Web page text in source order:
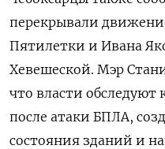
перекрывали
Пятилетки и Ивана
Хевешеской. Мэр
что власти
после атаки БПЛА,
состояния зданий и